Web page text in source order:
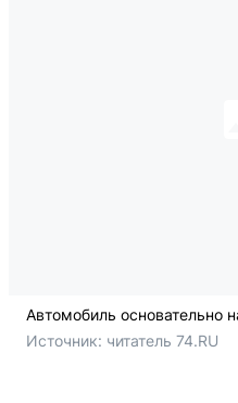
Автомобиль основательно
Источник: читатель 74.RU